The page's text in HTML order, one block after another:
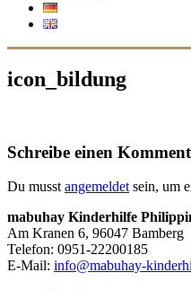
icon_bildung
Schreibe einen
Du musst angemeldet sein, um
mabuhay Kinderhilfe
Am Kranen 6, 96047 Bamberg
Telefon: 0951-22200185
E-Mail: info@mabuhay-